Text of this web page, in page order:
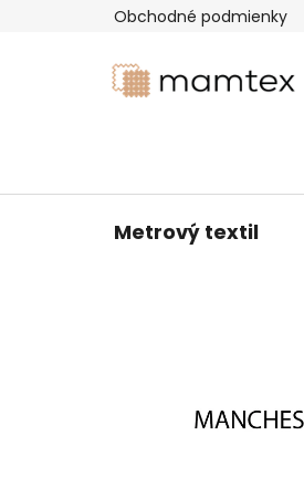
Obchodné podmienky
Metrový textil